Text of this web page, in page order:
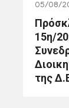
05/08/
15η/
της